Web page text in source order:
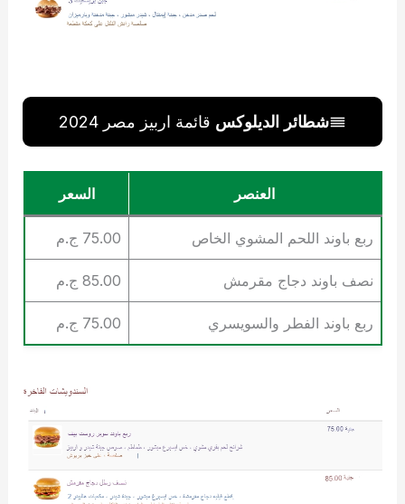
شطائر الديلوكس قائمة اربيز مصر 2024
العنصر السعر
ربع باوند اللحم المشوي الخاص 75.00 ج.م
نصف باوند دجاج مقرمش 85.00 ج.م
ربع باوند الفطر والسويسري 75.00 ج.م